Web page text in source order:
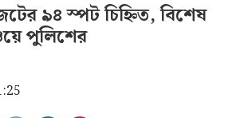
৯৪ স্পট চিহ্নিত, বিশেষ
পুলিশের